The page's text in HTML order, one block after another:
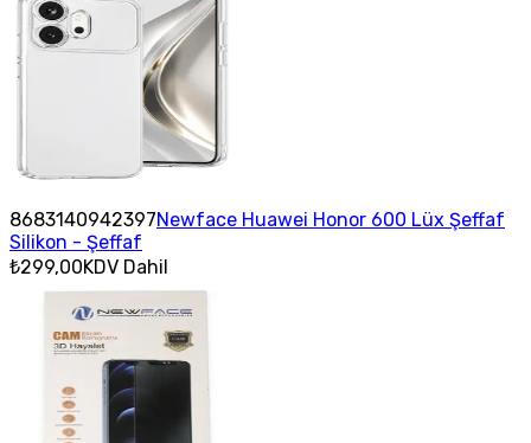
8683140942397Newface Huawei Honor 600 Lüx Şeffaf
Silikon - Şeffaf
₺299,00KDV Dahil